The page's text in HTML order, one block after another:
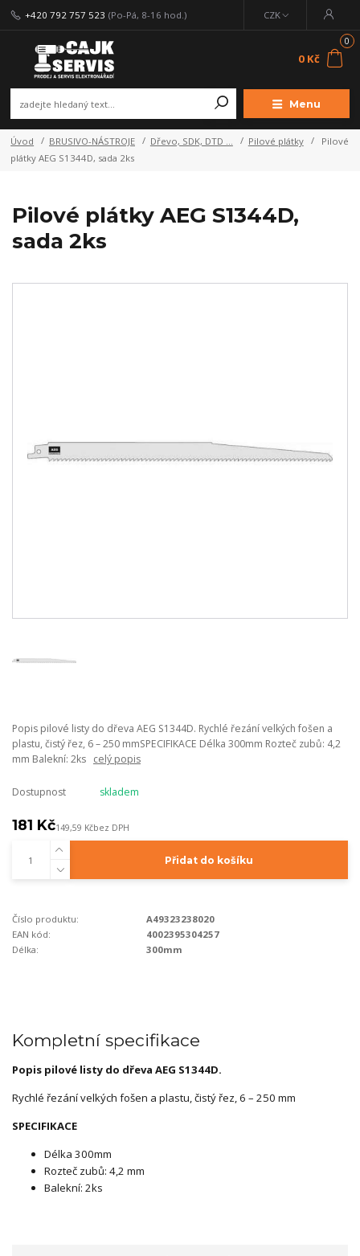
Menu
CZK
+420 792 757 523 (Po-Pá, 8-16 hod.)
0
0 Kč
Úvod BRUSIVO-NÁSTROJE Dřevo, SDK, DTD ... Pilové plátky
Pilové
plátky AEG S1344D, sada 2ks
Pilové plátky AEG S1344D,
sada 2ks
Popis pilové listy do dřeva AEG S1344D. Rychlé řezání velkých fošen a
plastu, čistý řez, 6 – 250 mmSPECIFIKACE Délka 300mm Rozteč zubů: 4,2
mm Balekní: 2ks celý popis
Dostupnost skladem
181 Kč149,59 Kčbez DPH
Přidat do košíku
Číslo produktu:
A49323238020
EAN kód:
4002395304257
Délka:
300mm
Kompletní specifikace
Popis pilové listy do dřeva AEG S1344D.
Rychlé řezání velkých fošen a plastu, čistý řez, 6 – 250 mm
SPECIFIKACE
Délka 300mm
Rozteč zubů: 4,2 mm
Balekní: 2ks